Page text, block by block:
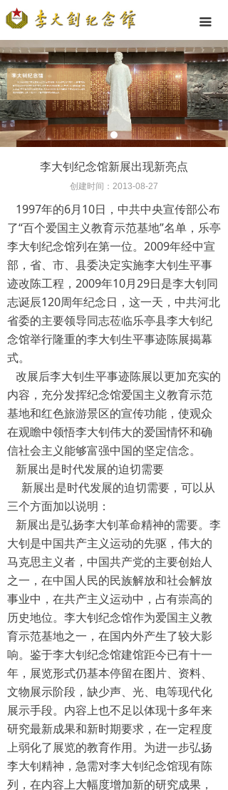
끀
李大钊纪念馆新展出现新亮点
创建时间： 2013-08-27
1997年的6月10日，中共中央宣传部公布
了“百个爱国主义教育示范基地”名单，乐亭
李大钊纪念馆列在第一位。2009年经中宣
部，省、市、县委决定实施李大钊生平事
迹改陈工程，2009年10月29日是李大钊同
志诞辰120周年纪念日，这一天，中共河北
省委的主要领导同志莅临乐亭县李大钊纪
念馆举行隆重的李大钊生平事迹陈展揭幕
式。
改展后李大钊生平事迹陈展以更加充实的
内容，充分发挥纪念馆爱国主义教育示范
基地和红色旅游景区的宣传功能，使观众
在观瞻中领悟李大钊伟大的爱国情怀和确
信社会主义能够富强中国的坚定信念。
新展出是时代发展的迫切需要
新展出是时代发展的迫切需要，可以从
三个方面加以说明：
新展出是弘扬李大钊革命精神的需要。李
大钊是中国共产主义运动的先驱，伟大的
马克思主义者，中国共产党的主要创始人
之一，在中国人民的民族解放和社会解放
事业中，在共产主义运动中，占有崇高的
历史地位。李大钊纪念馆作为爱国主义教
育示范基地之一，在国内外产生了较大影
响。鉴于李大钊纪念馆建馆距今已有十一
年，展览形式仍基本停留在图片、资料、
文物展示阶段，缺少声、光、电等现代化
展示手段。内容上也不足以体现十多年来
研究最新成果和新时期要求，在一定程度
上弱化了展览的教育作用。为进一步弘扬
李大钊精神，急需对李大钊纪念馆现有陈
列，在内容上大幅度增加新的研究成果，